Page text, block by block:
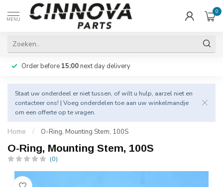
MENU
0
Order before 15:00next day delivery
Staat uw onderdeel er niet tussen, of wilt u hulp, aarzel niet en
contacteer ons! | Voeg onderdelen toe aan uw winkelmandje
om een offerte op te vragen.
Home / O-Ring, Mounting Stem, 100S
O-Ring, Mounting Stem, 100S
(0)